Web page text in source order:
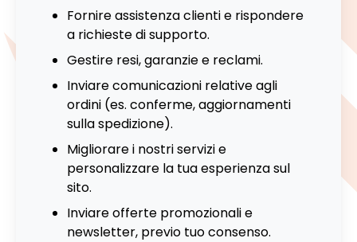
Fornire assistenza clienti e rispondere
a richieste di supporto.
Gestire resi, garanzie e reclami.
Inviare comunicazioni relative agli
ordini (es. conferme, aggiornamenti
sulla spedizione).
Migliorare i nostri servizi e
personalizzare la tua esperienza sul
sito.
Inviare offerte promozionali e
newsletter, previo tuo consenso.